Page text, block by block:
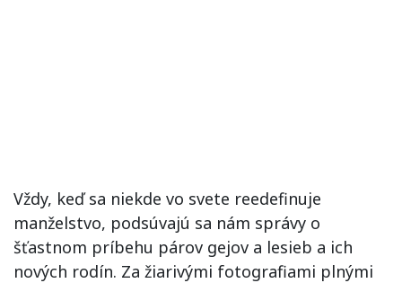
Vždy, keď sa niekde vo svete reedefinuje
manželstvo, podsúvajú sa nám správy o
šťastnom príbehu párov gejov a lesieb a ich
nových rodín. Za žiarivými fotografiami plnými